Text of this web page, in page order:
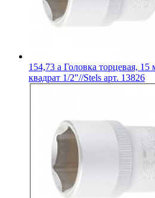
154,73 a Головка торцевая,
квадрат 1/2"//Stels арт. 13826